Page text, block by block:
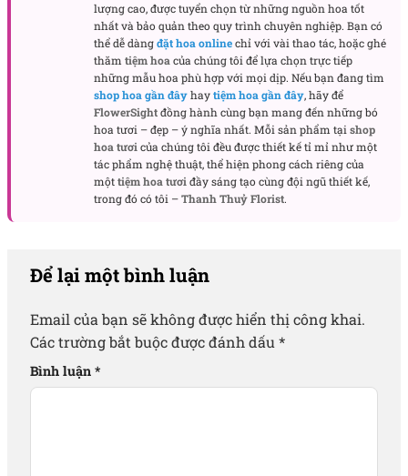
lượng cao, được tuyển chọn từ những nguồn hoa tốt
nhất và bảo quản theo quy trình chuyên nghiệp. Bạn có
thể dễ dàngđặt hoa onlinechỉ với vài thao tác, hoặc ghé
thămtiệm hoacủa chúng tôi để lựa chọn trực tiếp
những mẫu hoa phù hợp với mọi dịp. Nếu bạn đang tìm
shop hoa gần đâyhaytiệm hoa gần đây, hãy để
FlowerSightđồng hành cùng bạn mang đến những bó
hoa tươi – đẹp – ý nghĩa nhất. Mỗi sản phẩm tạishop
hoa tươicủa chúng tôi đều được thiết kế tỉ mỉ như một
tác phẩm nghệ thuật, thể hiện phong cách riêng của
mộttiệm hoa tươiđầy sáng tạo cùng đội ngũ thiết kế,
trong đó có tôi –Thanh Thuỷ Florist.
Để lại một bình luận
Email của bạn sẽ không được hiển thị công khai.
Các trường bắt buộc được đánh dấu *
Bình luận *